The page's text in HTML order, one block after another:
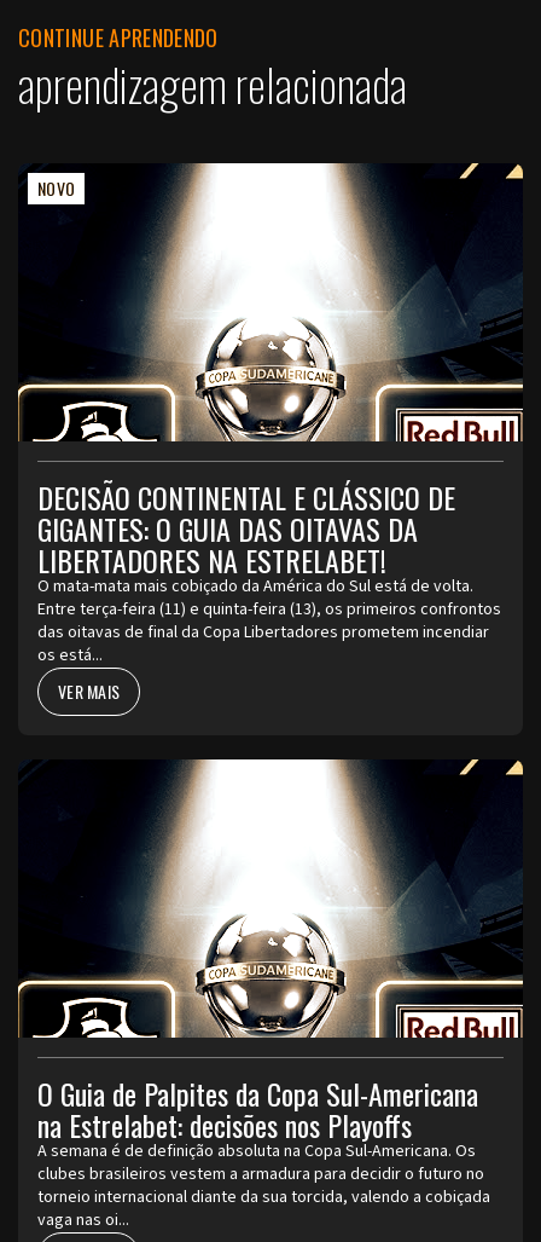
CONTINUE APRENDENDO
aprendizagem relacionada
NOVO
DECISÃO CONTINENTAL E CLÁSSICO DE
GIGANTES: O GUIA DAS OITAVAS DA
LIBERTADORES NA ESTRELABET!
O mata-mata mais cobiçado da América do Sul está de volta.
Entre terça-feira (11) e quinta-feira (13), os primeiros confrontos
das oitavas de final da Copa Libertadores prometem incendiar
os está...
VER MAIS
O Guia de Palpites da Copa Sul-Americana
na Estrelabet: decisões nos Playoffs
A semana é de definição absoluta na Copa Sul-Americana. Os
clubes brasileiros vestem a armadura para decidir o futuro no
torneio internacional diante da sua torcida, valendo a cobiçada
vaga nas oi...